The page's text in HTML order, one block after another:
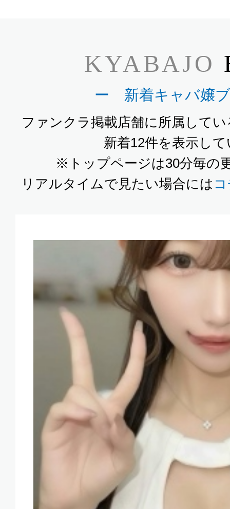
KYABAJO
ー 新着キャバ嬢
ファンクラ掲載店舗に所属して
新着12件を表示し
※トップページは30分毎の
リアルタイムで見たい場合には